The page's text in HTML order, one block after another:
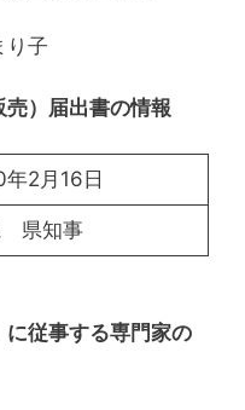
り子
）届出書の情報
2月16日
県知事
に従事する専門家の